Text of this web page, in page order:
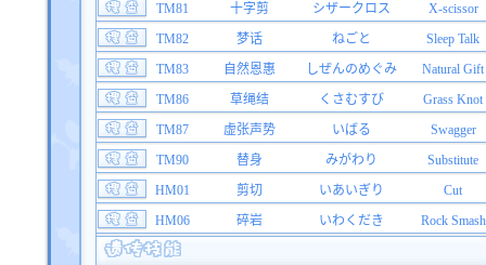
TM81
十字剪 シザークロス
X-scissor
TM82
梦话 ねごと
Sleep Talk
TM83
自然恩惠 しぜんのめぐみ
Natural Gift
TM86
草绳结 くさむすび
Grass Knot
TM87
虚张声势 いばる
Swagger
TM90
替身 みがわり
Substitute
HM01
剪切 いあいぎり
Cut
HM06
碎岩 いわくだき Rock Smash